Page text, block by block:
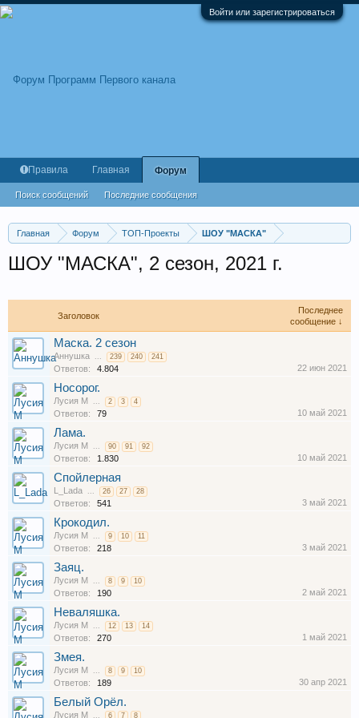
Войти или зарегистрироваться
Главная Форум ТОП-Проекты ШОУ "МАСКА"
ШОУ "МАСКА", 2 сезон, 2021 г.
Заголовок
Последнее
сообщение ↓
Маска. 2 сезон
Аннушка ... 239 240 241
Ответов: 4.804 22 июн 2021
Носорог.
Лусия М ... 2 3 4
Ответов: 79 10 май 2021
Лама.
Лусия М ... 90 91 92
Ответов: 1.830 10 май 2021
Спойлерная
L_Lada ... 26 27 28
Ответов: 541 3 май 2021
Крокодил.
Лусия М ... 9 10 11
Ответов: 218 3 май 2021
Заяц.
Лусия М ... 8 9 10
Ответов: 190 2 май 2021
Неваляшка.
Лусия М ... 12 13 14
Ответов: 270 1 май 2021
Змея.
Лусия М ... 8 9 10
Ответов: 189 30 апр 2021
Белый Орёл.
Лусия М ... 6 7 8
Правила Главная Форум
Поиск сообщений Последние сообщения